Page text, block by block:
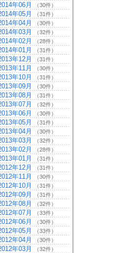
年06月 （30件）
年05月 （31件）
年04月 （30件）
年03月 （32件）
年02月 （28件）
年01月 （31件）
年12月 （31件）
年11月 （30件）
年10月 （31件）
年09月 （30件）
年08月 （31件）
年07月 （32件）
年06月 （30件）
年05月 （31件）
年04月 （30件）
年03月 （32件）
年02月 （28件）
年01月 （31件）
年12月 （31件）
年11月 （30件）
年10月 （31件）
年09月 （31件）
年08月 （32件）
年07月 （33件）
年06月 （30件）
年05月 （33件）
年04月 （30件）
年03月 （32件）